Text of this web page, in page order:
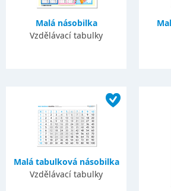
Malá násobilka
Vzdělávací tabulky
Malá tabulková násobilka
Vzdělávací tabulky